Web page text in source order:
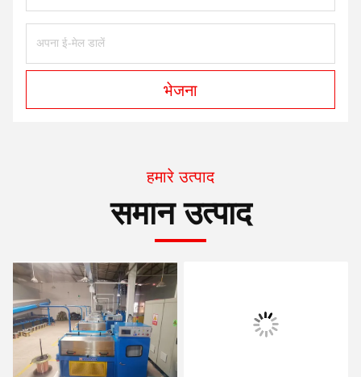
भेजना
हमारे उत्पाद
समान उत्पाद